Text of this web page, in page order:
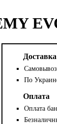
Доставка
По
Оплата
Оплата